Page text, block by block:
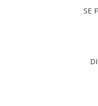
SE